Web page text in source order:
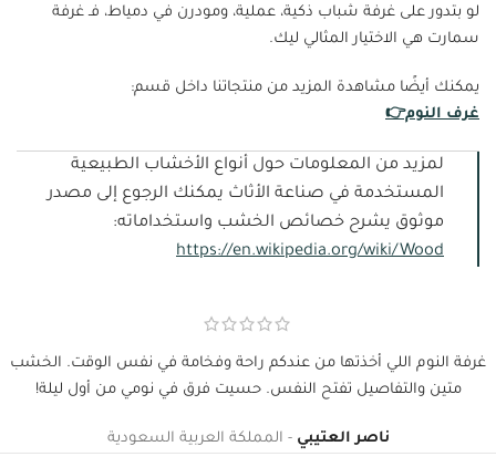
لو بتدور على غرفة شباب ذكية، عملية، ومودرن في دمياط، فـ غرفة
سمارت هي الاختيار المثالي ليك.
يمكنك أيضًا مشاهدة المزيد من منتجاتنا داخل قسم:
غرف النوم👉
لمزيد من المعلومات حول أنواع الأخشاب الطبيعية
المستخدمة في صناعة الأثاث يمكنك الرجوع إلى مصدر
موثوق يشرح خصائص الخشب واستخداماته:
https://en.wikipedia.org/wiki/Wood
غرفة النوم اللي أخذتها من عندكم راحة وفخامة في نفس الوقت. الخشب
متين والتفاصيل تفتح النفس. حسيت فرق في نومي من أول ليلة!
ناصر العتيبي المملكة العربية السعودية